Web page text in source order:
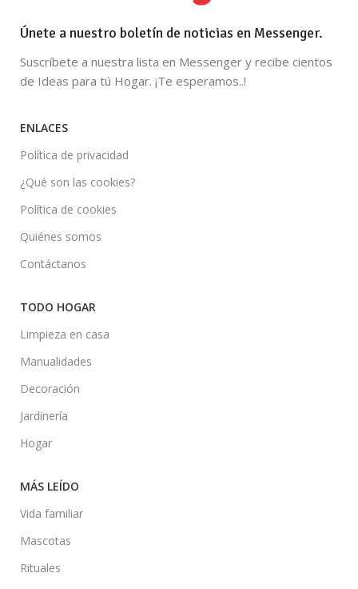
Únete a nuestro boletín de noticias en Messenger.
Suscríbete a nuestra lista en Messenger y recibe cientos
de Ideas para tú Hogar. ¡Te esperamos..!
ENLACES
Política de privacidad
¿Qué son las cookies?
Política de cookies
Quiénes somos
Contáctanos
TODO HOGAR
Limpieza en casa
Manualidades
Decoración
Jardinería
Hogar
MÁS LEÍDO
Vida familiar
Mascotas
Rituales